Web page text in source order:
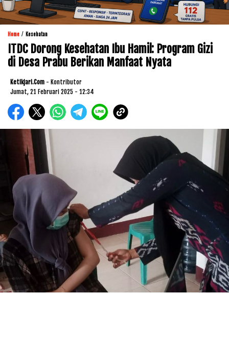
Home / Kesehatan
ITDC Dorong Kesehatan Ibu Hamil: Program Gizi
di Desa Prabu Berikan Manfaat Nyata
Ketikjari.com - Kontributor
Jumat, 21 Februari 2025 - 12:34